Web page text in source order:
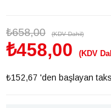
₺658,00 (KDV Dahil)
₺458,00 (KDV
₺152,67 'den başlayan